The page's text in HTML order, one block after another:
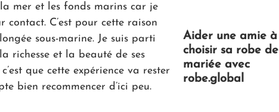
mer et les fonds marins car je
C’est pour cette raison
sous-marine. Je suis parti
richesse et la beauté de ses
que cette expérience va rester
bien recommencer d’ici peu.
Aider une amie à
choisir sa robe de
mariée avec
robe.global